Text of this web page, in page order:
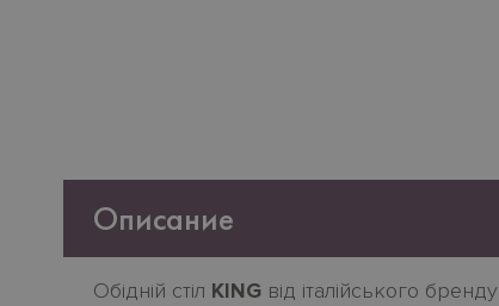
Описание
Обідній стіл KINGвід італійського бренду